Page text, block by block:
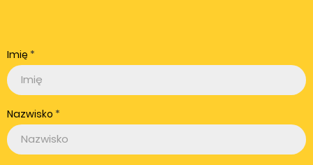
Imię
Nazwisko